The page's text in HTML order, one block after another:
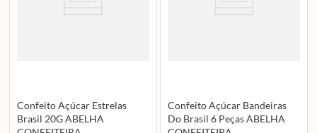
Confeito Açúcar Estrelas
Brasil 20G ABELHA
Confeito Açúcar Bandeiras
Do Brasil 6 Peças ABELHA